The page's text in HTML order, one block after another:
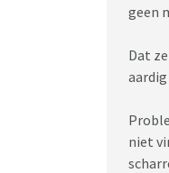
geen
Dat
niet